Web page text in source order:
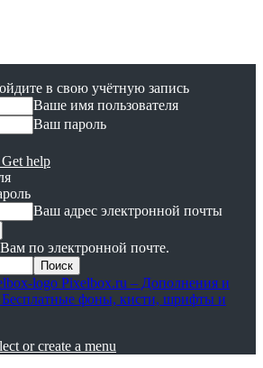
в свою учётную запись
Ваше имя пользователя
Ваш пароль
help
Ваш адрес электронной почты
по электронной почте.
Pixelbox.ru – Дополнения и
фоны, кисти, шрифты и
or create a menu